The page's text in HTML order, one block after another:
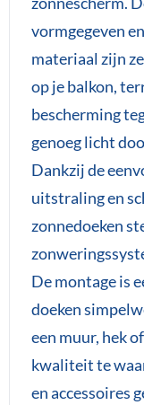
vormgegeven
materiaal zijn
op je balkon,
bescherming
genoeg licht
Dankzij de
uitstraling en
zonnedoeken
De montage is
doeken
een muur, hek
kwaliteit te
en accessoires